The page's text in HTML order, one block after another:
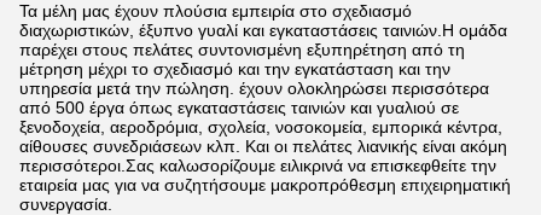
Τα μέλη μας έχουν πλούσια εμπειρία στο σχεδιασμό
διαχωριστικών, έξυπνο γυαλί και εγκαταστάσεις ταινιών.Η ομάδα
παρέχει στους πελάτες συντονισμένη εξυπηρέτηση από τη
μέτρηση μέχρι το σχεδιασμό και την εγκατάσταση και την
υπηρεσία μετά την πώληση. έχουν ολοκληρώσει περισσότερα
από 500 έργα όπως εγκαταστάσεις ταινιών και γυαλιού σε
ξενοδοχεία, αεροδρόμια, σχολεία, νοσοκομεία, εμπορικά κέντρα,
αίθουσες συνεδριάσεων κλπ. Και οι πελάτες λιανικής είναι ακόμη
περισσότεροι.Σας καλωσορίζουμε ειλικρινά να επισκεφθείτε την
εταιρεία μας για να συζητήσουμε μακροπρόθεσμη επιχειρηματική
συνεργασία.